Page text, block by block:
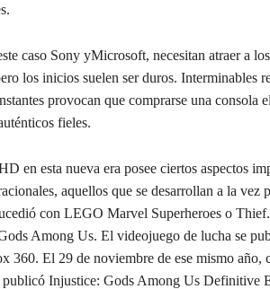
caso Sony yMicrosoft, necesitan atraer a
los inicios suelen ser duros. Interminables
provocan que comprarse una consola
fieles.
en esta nueva era posee ciertos aspectos
aquellos que se desarrollan a la vez
con LEGO Marvel Superheroes o
Among Us. El videojuego de lucha se
360. El 29 de noviembre de ese mismo año,
publicó Injustice: Gods Among Us Definitive